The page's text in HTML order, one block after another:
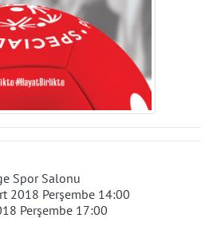
Spor Salonu
2018 Perşembe 14:00
Perşembe 17:00